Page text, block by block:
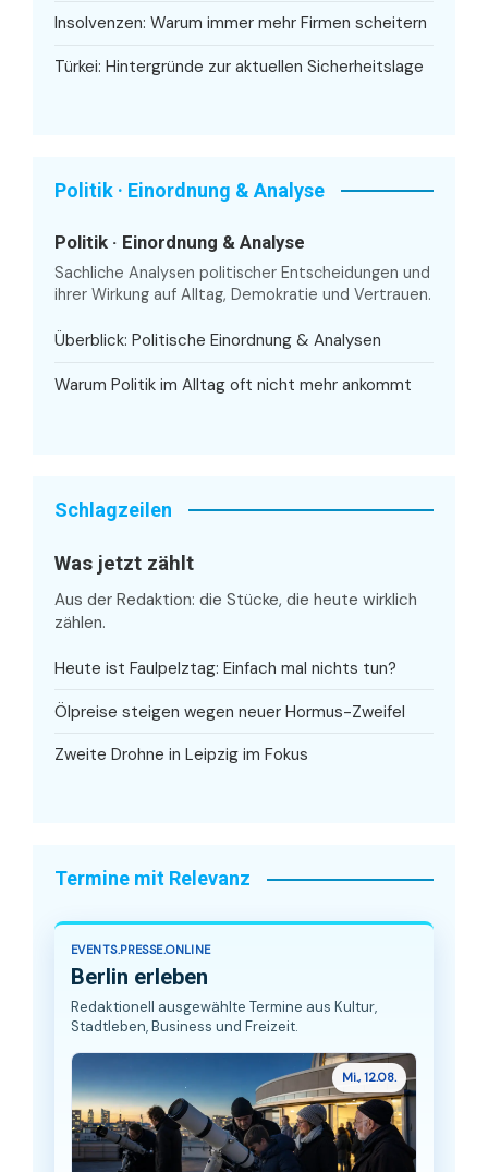
Insolvenzen: Warum immer mehr Firmen scheitern
Türkei: Hintergründe zur aktuellen Sicherheitslage
Politik · Einordnung & Analyse
Politik · Einordnung & Analyse
Sachliche Analysen politischer Entscheidungen und
ihrer Wirkung auf Alltag, Demokratie und Vertrauen.
Überblick: Politische Einordnung & Analysen
Warum Politik im Alltag oft nicht mehr ankommt
Schlagzeilen
Was jetzt zählt
Aus der Redaktion: die Stücke, die heute wirklich
zählen.
Heute ist Faulpelztag: Einfach mal nichts tun?
Ölpreise steigen wegen neuer Hormus-Zweifel
Zweite Drohne in Leipzig im Fokus
Termine mit Relevanz
EVENTS.PRESSE.ONLINE
Berlin erleben
Redaktionell ausgewählte Termine aus Kultur,
Stadtleben, Business und Freizeit.
Mi., 12.08.